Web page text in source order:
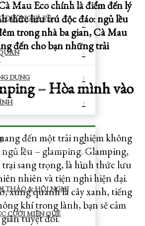
ĐƯỜNG VÀ VỀ
DỤNG
THẢO & HỘI NGHỊ
CƯỚI MIỀN QUÊ
Mau Eco chính là điểm đến lý
thức lưu trú độc đáo: ngủ lều
trong nhà ba gian, Cà Mau
đến cho bạn những trải
– Hòa mình vào
đến một trải nghiệm không
lều – glamping. Glamping,
trại sang trọng, là hình thức lưu
nhiên và tiện nghi hiện đại.
xung quanh là cây xanh, tiếng
khí trong lành, bạn sẽ cảm
tuyệt đối.